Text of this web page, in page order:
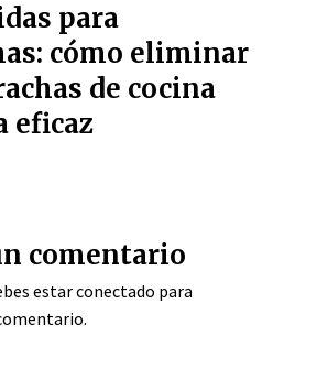
para
cómo eliminar
de cocina
eficaz
comentario
estarconectado para